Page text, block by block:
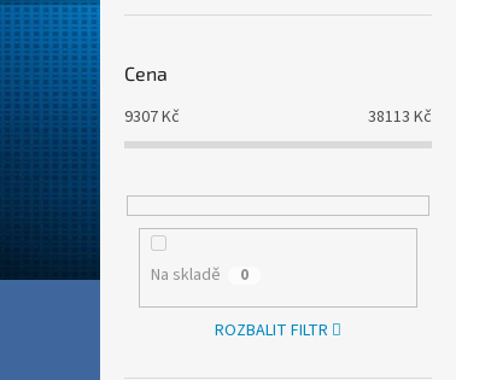
Cena
9307Kč 38113 Kč
Na skladě 0
ROZBALIT FILTR